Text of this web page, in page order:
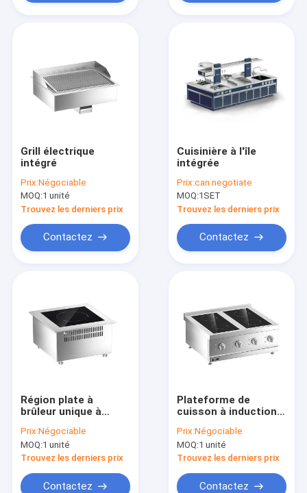
À la maison
Produits
À propos de nous
Visite de l'usine
Contrôle de la qualité
Grill électrique
intégré
Prix:Négociable
MOQ:1 unité
Trouvez les derniers prix
Contactez
Cuisinière à l'île
intégrée
Prix:can negotiate
MOQ:1SET
Trouvez les derniers prix
Contactez
Région plate à
brûleur unique à
Prix:Négociable
MOQ:1 unité
Trouvez les derniers prix
Contactez
Plateforme de
cuisson à induction
Prix:Négociable
MOQ:1 unité
Trouvez les derniers prix
Contactez